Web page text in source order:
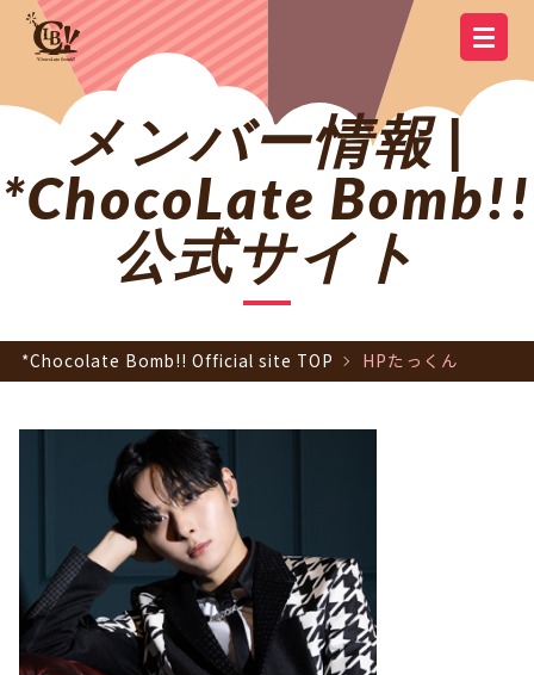
OFFICIAL SITE TOP
NEWS MEMBER
SCHEDULE DISCOGRAPHY
GOODS
Q&A CONTACT
YOUTUBE
CHANNEL
OFFICIAL LINE
OFFICIAL
TWITTER
メンバー情報 |
*ChocoLate Bomb!!
公式サイト
*Chocolate Bomb!! Official site TOP HPたっくん